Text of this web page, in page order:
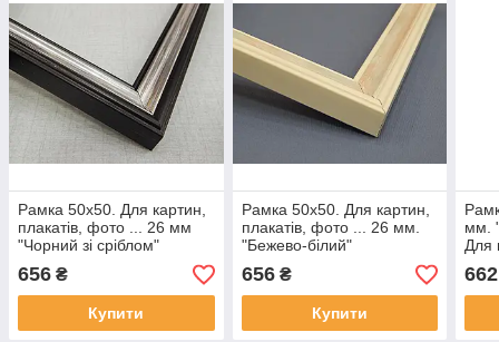
Рамка 50х50. Для картин,
плакатів, фото ... 26 мм
"Чорний зі сріблом"
656 ₴
Купити
Рамка 50х50. Для картин,
плакатів, фото ... 26 мм.
"Бежево-білий"
656₴
Купити
мм.
Для
662